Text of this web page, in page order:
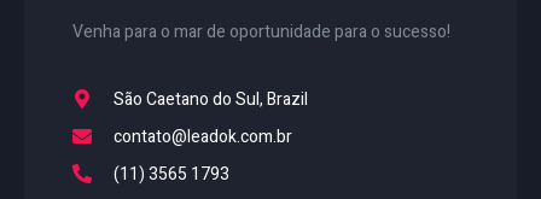
Venha para o mar de oportunidade para o sucesso!
São Caetano do Sul, Brazil
contato@leadok.com.br
(11) 3565 1793